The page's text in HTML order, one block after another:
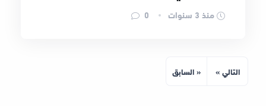
منذ 3 سنوات
« السابق التالي »